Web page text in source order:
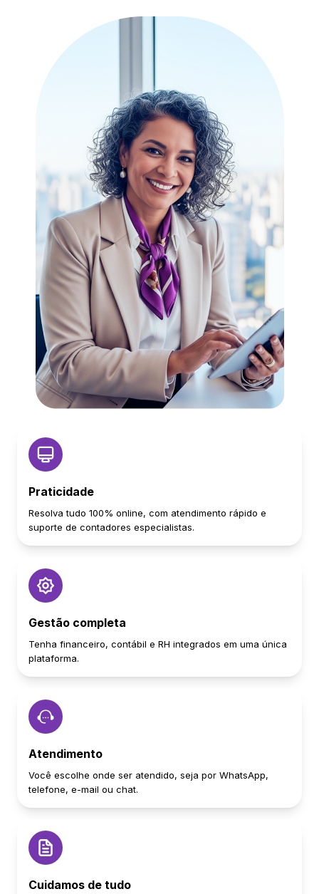
Praticidade
Resolva tudo 100% online, com atendimento rápido e
suporte de contadores especialistas.
Gestão completa
Tenha financeiro, contábil e RH integrados em uma única
plataforma.
Atendimento
Você escolhe onde ser atendido, seja por WhatsApp,
telefone, e-mail ou chat.
Cuidamos de tudo